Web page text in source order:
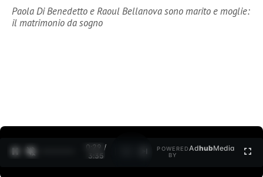
Paola Di Benedetto e Raoul Bellanova sono marito e moglie:
il matrimonio da sogno
0:30 /
3:35
POWERED
BY
AdhubMedia